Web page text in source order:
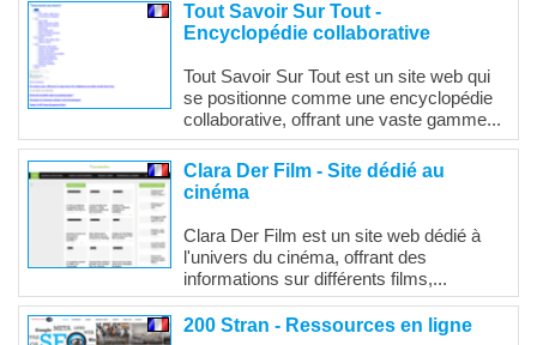
Tout Savoir Sur Tout -
Encyclopédie collaborative
Tout Savoir Sur Tout est un site web qui
se positionne comme une encyclopédie
collaborative, offrant une vaste gamme...
Clara Der Film - Site dédié au
cinéma
Clara Der Film est un site web dédié à
l'univers du cinéma, offrant des
informations sur différents films,...
200 Stran - Ressources en ligne